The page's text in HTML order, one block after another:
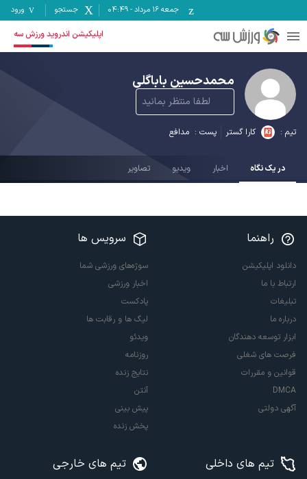
جمعه ۱۶ مرداد -
04:49 جستجو ورود
اپلیکیشن اندروید ورزش سه
محمدحسین باباگلی
لطفا منتظر بمانید
تیم : کارا گستر پست : مدافع
در یک نگاه اخبار ویدیو تصاویر
راهنما
دانلود اپلیکیشن
ارتباط با ما
تبلیغات
درباره ما
ابزار توسعه دهندگان
فرصت های شغلی
قوانین و مقررات
DMCA
آگهی دولتی
سرویس ها
سوژه‌های ورزشی شما
اخبار ورزشی
پادکست
لیگ ها و رقابت ها
ویدئو
روزنامه
نتایج زنده
آنتن
پیش بینی
پخش زنده
تیم های داخلی تیم های خارجی